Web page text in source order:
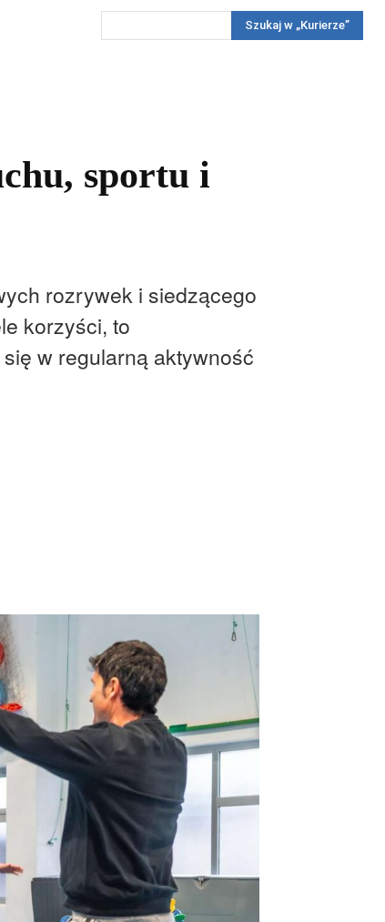
Reportaż KonkursyWięcej
Szukaj w „Kurierze”
sportu i
rozrywek i siedzącego
korzyści, to
w regularną aktywność